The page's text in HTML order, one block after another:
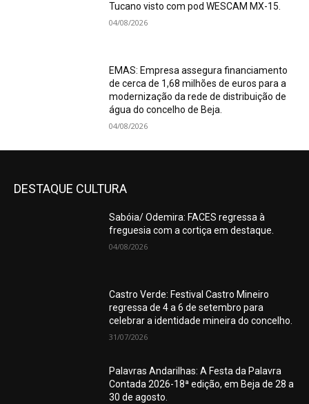
Tucano visto com pod WESCAM MX-15.
04/08/2026
EMAS: Empresa assegura financiamento
de cerca de 1,68 milhões de euros para a
modernização da rede de distribuição de
água do concelho de Beja.
04/08/2026
DESTAQUE CULTURA
Sabóia/ Odemira: FACES regressa à
freguesia com a cortiça em destaque.
04/08/2026
Castro Verde: Festival Castro Mineiro
regressa de 4 a 6 de setembro para
celebrar a identidade mineira do concelho.
31/07/2026
Palavras Andarilhas: A Festa da Palavra
Contada 2026-18ª edição, em Beja de 28 a
30 de agosto.